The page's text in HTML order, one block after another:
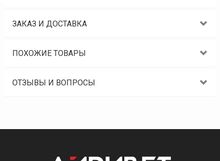
ЗАКАЗ И ДОСТАВКА
ПОХОЖИЕ ТОВАРЫ
ОТЗЫВЫ И ВОПРОСЫ